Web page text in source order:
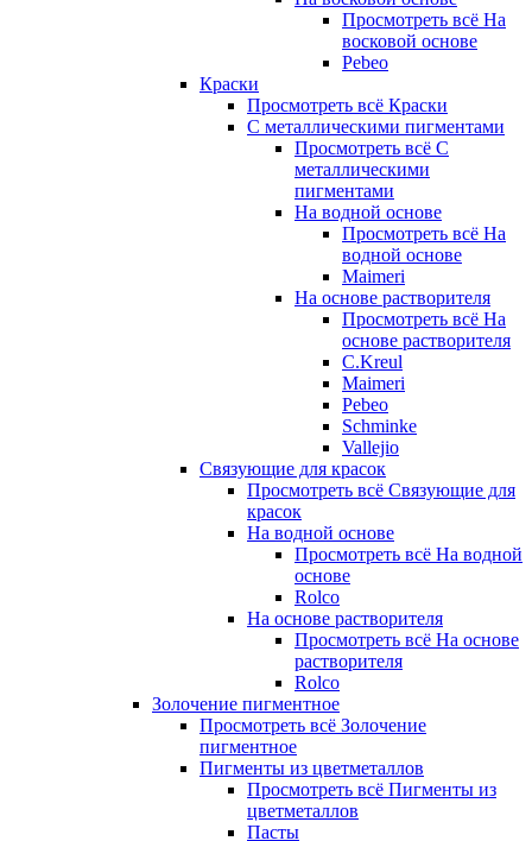
Просмотреть всё На
восковой основе
Pebeo
Краски
Просмотреть всё Краски
С металлическими пигментами
Просмотреть всё С
металлическими
пигментами
На водной основе
Просмотреть всё На
водной основе
Maimeri
На основе растворителя
Просмотреть всё На
основе растворителя
C.Kreul
Maimeri
Pebeo
Schminke
Vallejio
Связующие для красок
Просмотреть всё Связующие для
красок
На водной основе
Просмотреть всё На водной
основе
Rolco
На основе растворителя
Просмотреть всё На основе
растворителя
Rolco
Золочение пигментное
Просмотреть всё Золочение
пигментное
Пигменты из цветметаллов
Просмотреть всё Пигменты из
цветметаллов
Пасты